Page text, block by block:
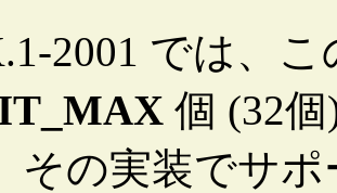
2001 では、
個 (32
その実装でサ